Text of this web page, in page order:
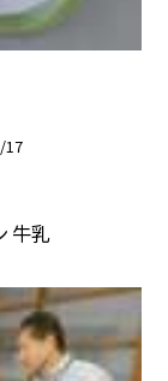
17
牛乳